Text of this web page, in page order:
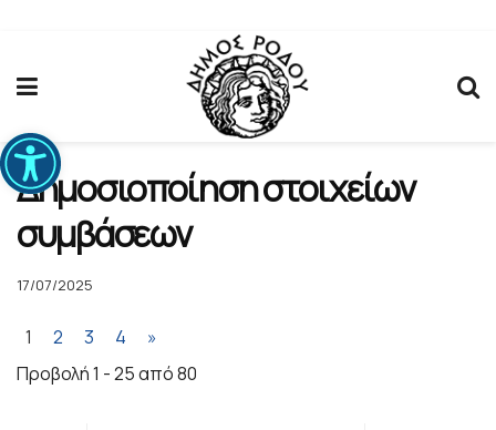
Ανοίξτε τη γραμμή εργαλείων
Δημοσιοποίηση στοιχείων
συμβάσεων
17/07/2025
1 2 3 4
»
Προβολή 1 - 25 από 80